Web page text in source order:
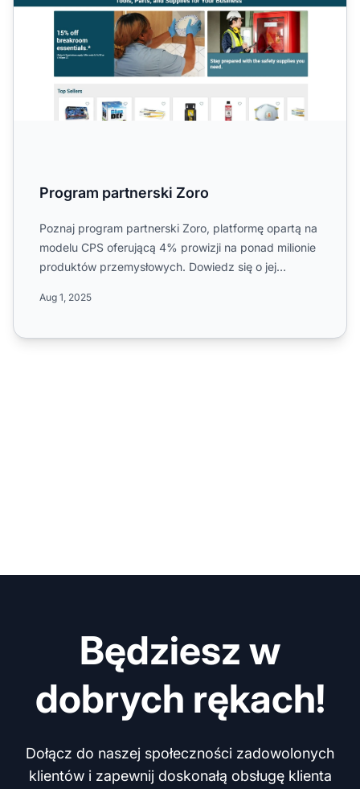
Program partnerski Zoro
Poznaj program partnerski Zoro, platformę opartą na
modelu CPS oferującą 4% prowizji na ponad milionie
produktów przemysłowych. Dowiedz się o jej
Aug 1, 2025
Będziesz w
dobrych rękach!
Dołącz do naszej społeczności zadowolonych
klientów i zapewnij doskonałą obsługę klienta